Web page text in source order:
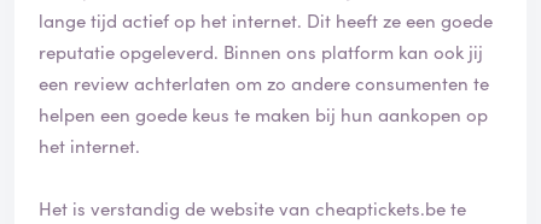
lange tijd actief op het internet. Dit heeft ze een goede
reputatie opgeleverd. Binnen ons platform kan ook jij
een review achterlaten om zo andere consumenten te
helpen een goede keus te maken bij hun aankopen op
het internet.
Het is verstandig de website van cheaptickets.be te